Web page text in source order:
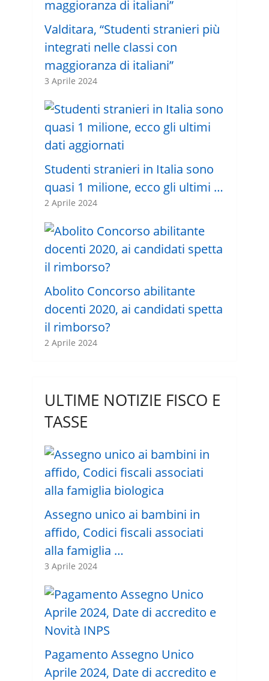
Valditara, “Studenti stranieri più
integrati nelle classi con
maggioranza di italiani”
3 Aprile 2024
Studenti stranieri in Italia sono
quasi 1 milione, ecco gli ultimi …
2 Aprile 2024
Abolito Concorso abilitante
docenti 2020, ai candidati spetta
il rimborso?
2 Aprile 2024
ULTIME NOTIZIE FISCO E
TASSE
Assegno unico ai bambini in
affido, Codici fiscali associati
alla famiglia …
3 Aprile 2024
Pagamento Assegno Unico
Aprile 2024, Date di accredito e